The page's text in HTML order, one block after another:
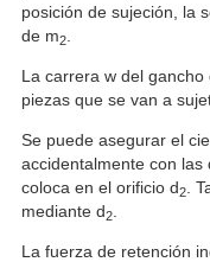
posición de sujeción, la
de m2
La carrera w del
piezas que se van a
Se puede asegurar el
accidentalmente con
coloca en el orificio d2
.
mediante d2
La fuerza de retención